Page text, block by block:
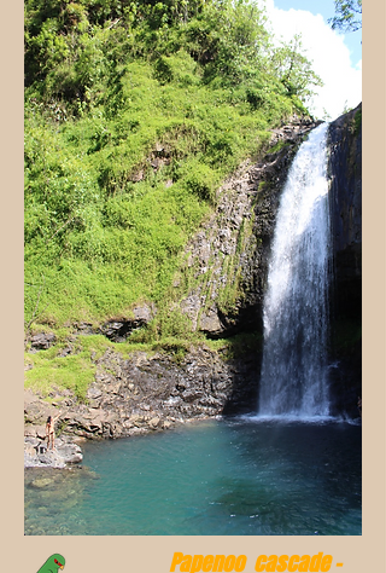
Papenoo cascade -